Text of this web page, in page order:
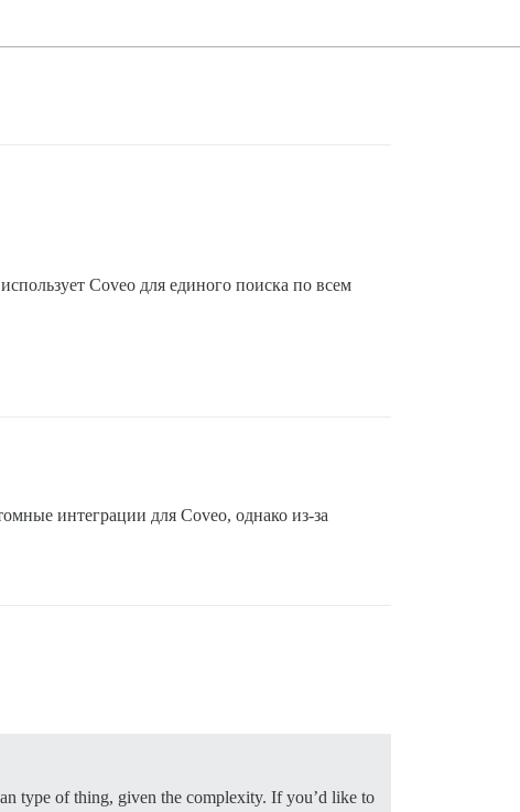
Coveo для единого поиска по всем
интеграции для Coveo, однако из-за
type of thing, given the complexity. If you’d like to